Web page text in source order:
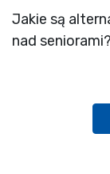
Jakie są
nad seniorami?